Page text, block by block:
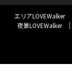
エリアLOVEWalker
夜景LOVEWalker